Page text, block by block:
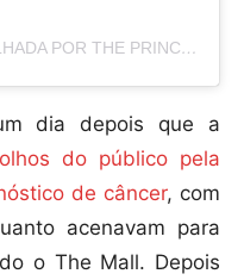
UMA PUBLICAÇÃO COMPARTILHADA POR THE PRINCE AND PRINCESS OF WALES (@PRINCEANDPRINCESSOFWALES)
dia depois que a
do público pela
de câncer, com
acenavam para
o The Mall. Depois